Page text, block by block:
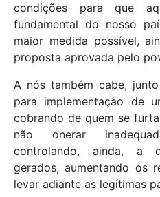
condições para que
fundamental do nosso
maior medida possível,
proposta aprovada pelo
A nós também cabe,
para implementação de
cobrando de quem se
não onerar
controlando, ainda, a
gerados, aumentando os
levar adiante as legítimas